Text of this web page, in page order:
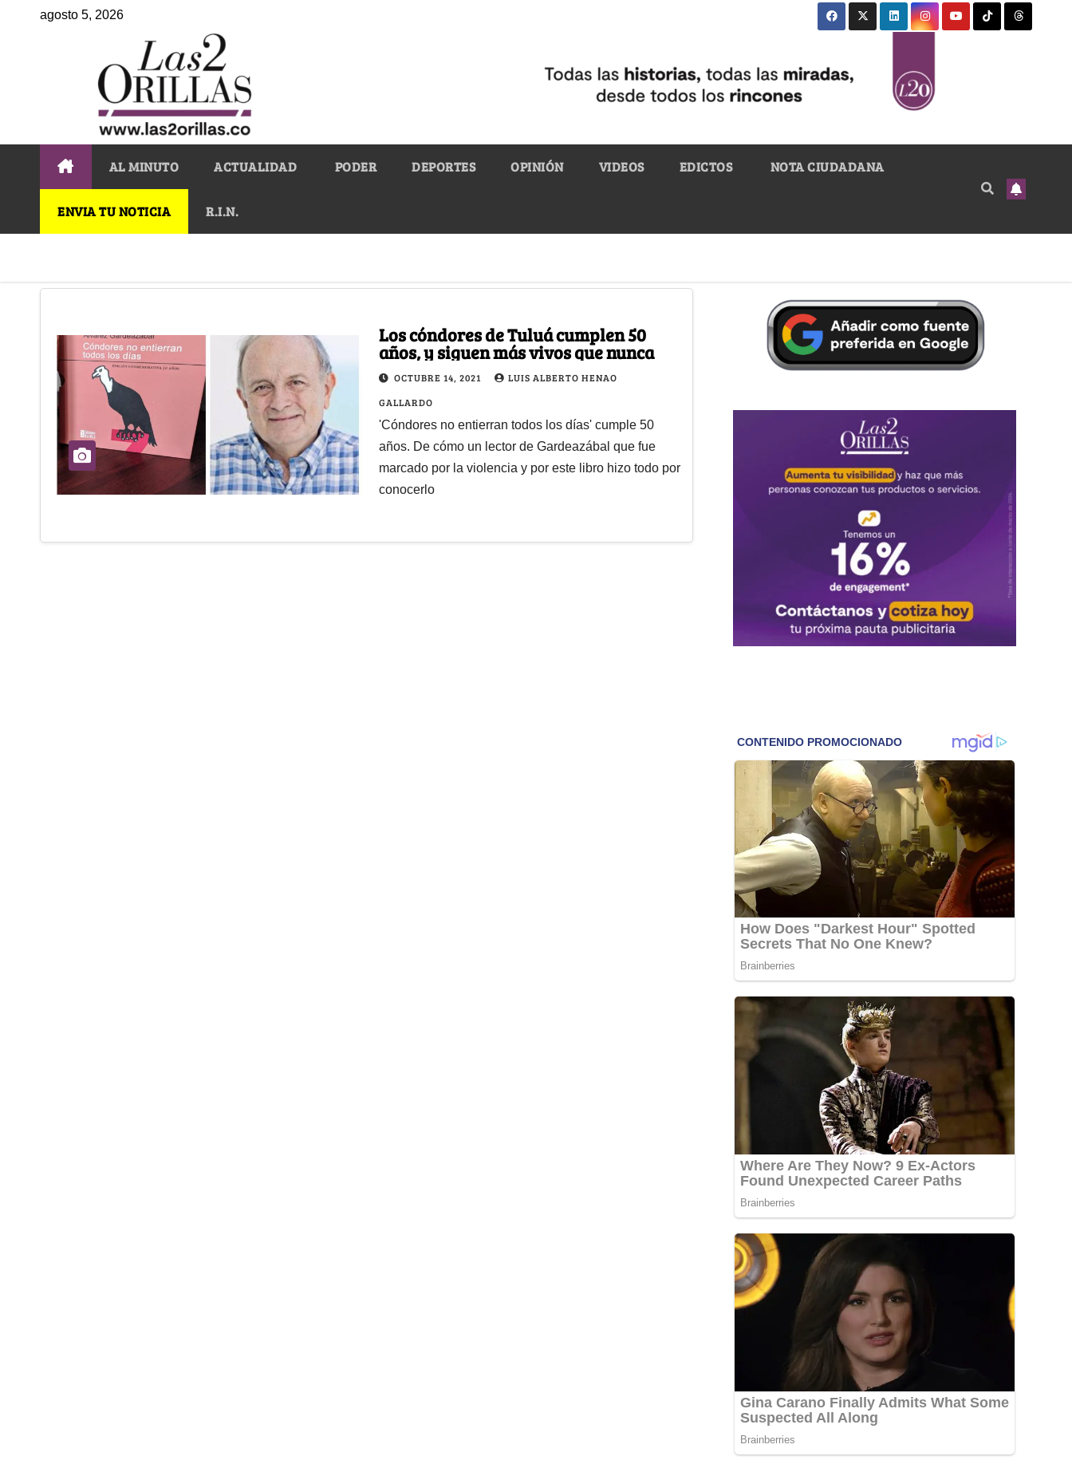
agosto 5, 2026
AL MINUTO ACTUALIDAD PODER DEPORTES OPINIÓN VIDEOS EDICTOS NOTA CIUDADANA
ENVIA TU NOTICIA R.I.N.
Los cóndores de Tuluá cumplen 50
años, y siguen más vivos que nunca
OCTUBRE 14, 2021
LUIS ALBERTO HENAO
GALLARDO
'Cóndores no entierran todos los días' cumple 50
años. De cómo un lector de Gardeazábal que fue
marcado por la violencia y por este libro hizo todo por
conocerlo